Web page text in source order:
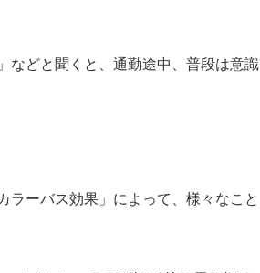
などと聞くと、通勤途中、普段は意識
ラーバス効果」によって、様々なこと